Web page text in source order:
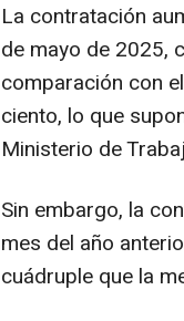
La contratación
de mayo de 2025,
comparación con
ciento, lo que
Ministerio de
Sin embargo, la
mes del año
cuádruple que la